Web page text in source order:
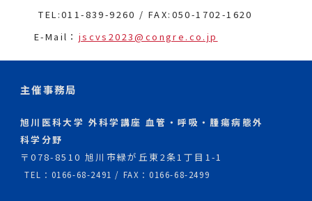
TEL:011-839-9260 / FAX:050-1702-1620
E-Mail： jscvs2023@congre.co.jp
主催事務局
旭川医科大学 外科学講座 血管・呼吸・腫瘍病態外
科学分野
〒078-8510 旭川市緑が丘東2条1丁目1-1
TEL：0166-68-2491 / FAX：0166-68-2499